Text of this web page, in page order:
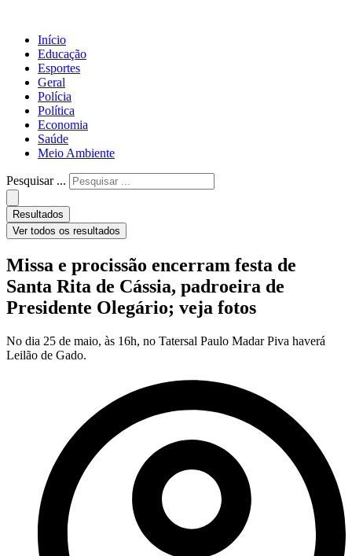
Início
Educação
Esportes
Geral
Polícia
Política
Economia
Saúde
Meio Ambiente
Pesquisar ...
Resultados
Ver todos os resultados
Missa e procissão encerram festa de
Santa Rita de Cássia, padroeira de
Presidente Olegário; veja fotos
No dia 25 de maio, às 16h, no Tatersal Paulo Madar Piva haverá
Leilão de Gado.